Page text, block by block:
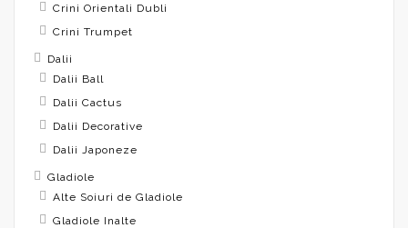
Crini Orientali Dubli
Crini Trumpet
Dalii
Dalii Ball
Dalii Cactus
Dalii Decorative
Dalii Japoneze
Gladiole
Alte Soiuri de Gladiole
Gladiole Inalte